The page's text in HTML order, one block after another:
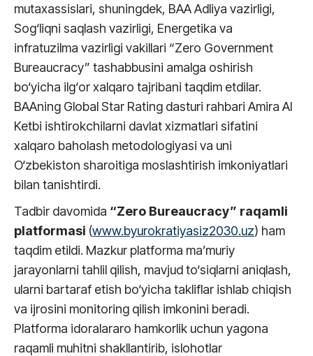
mutaxassislari, shuningdek, BAA Adliya vazirligi,
Sog‘liqni saqlash vazirligi, Energetika va
infratuzilma vazirligi vakillari “Zero Government
Bureaucracy” tashabbusini amalga oshirish
bo‘yicha ilg‘or xalqaro tajribani taqdim etdilar.
BAAning Global Star Rating dasturi rahbari Amira Al
Ketbi ishtirokchilarni davlat xizmatlari sifatini
xalqaro baholash metodologiyasi va uni
O‘zbekiston sharoitiga moslashtirish imkoniyatlari
bilan tanishtirdi.
Tadbir davomida “Zero Bureaucracy” raqamli
platformasi (www.byurokratiyasiz2030.uz) ham
taqdim etildi. Mazkur platforma ma’muriy
jarayonlarni tahlil qilish, mavjud to‘siqlarni aniqlash,
ularni bartaraf etish bo‘yicha takliflar ishlab chiqish
va ijrosini monitoring qilish imkonini beradi.
Platforma idoralararo hamkorlik uchun yagona
raqamli muhitni shakllantirib, islohotlar